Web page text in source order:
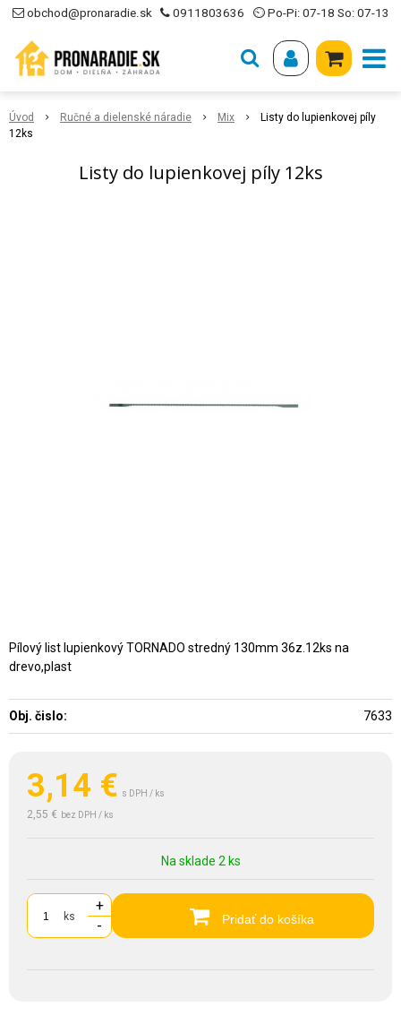
obchod@pronaradie.sk 0911803636 ⏲ Po-Pi: 07-18 So: 07-13
Úvod Ručné a dielenské náradie Mix
Listy do lupienkovej píly
12ks
Listy do lupienkovej píly 12ks
3,14 € s DPH / ks
2,55 € bez DPH / ks
Na sklade 2 ks
ks
+
-
Pridať do košíka
Pílový list lupienkový TORNADO stredný 130mm 36z.12ks na
drevo,plast
Obj. čislo: 7633